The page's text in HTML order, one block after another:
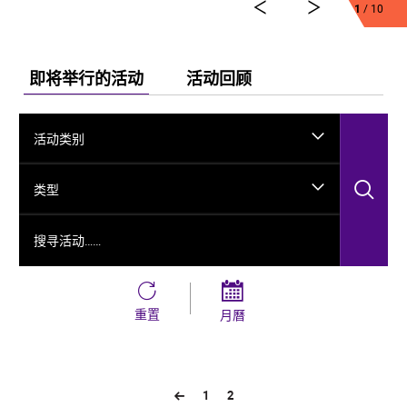
运，服装设计阳东霖，视觉总监王涵，编导李宏钧、魏
威、古力加娜提·沙塔尔、付阳雪，多媒体设计胡天骥，
灯光设计刘钊，造型设计徐彬，道具设计雷鹏等诸多国
内艺术家。舞剧以新疆艺术剧院歌舞团和新疆师范大学
的青年舞者为班底，携手国内优秀青年舞蹈艺术家共同
出演。
1 / 10
即将举行的活动 活动回顾
活动类别
类型
重置 月曆
1 2